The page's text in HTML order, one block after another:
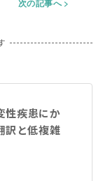
次の記事へ
性疾患にか
訳と低複雑